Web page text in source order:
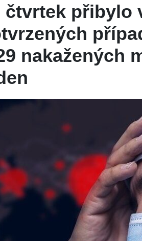
čtvrtek přibylo
nakažených